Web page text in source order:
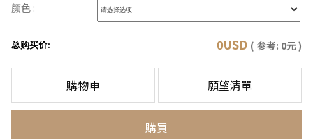
颜色 :
总购买价: 0USD ( 参考: 0元 )
購物車 願望清單
購買